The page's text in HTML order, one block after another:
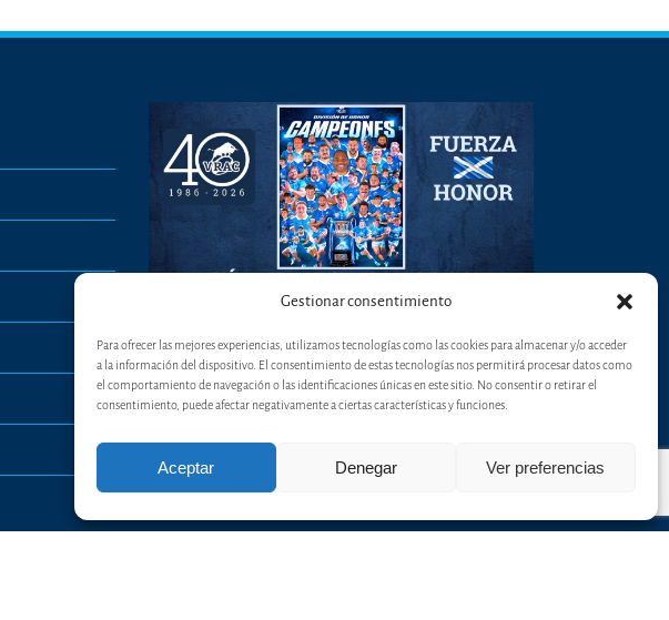
Gestionar consentimiento
Para ofrecer las mejores experiencias, utilizamos tecnologías como las cookies para almacenar y/o acceder
a la información del dispositivo. El consentimiento de estas tecnologías nos permitirá procesar datos como
el comportamiento de navegación o las identificaciones únicas en este sitio. No consentir o retirar el
consentimiento, puede afectar negativamente a ciertas características y funciones.
Aceptar Denegar Ver preferencias